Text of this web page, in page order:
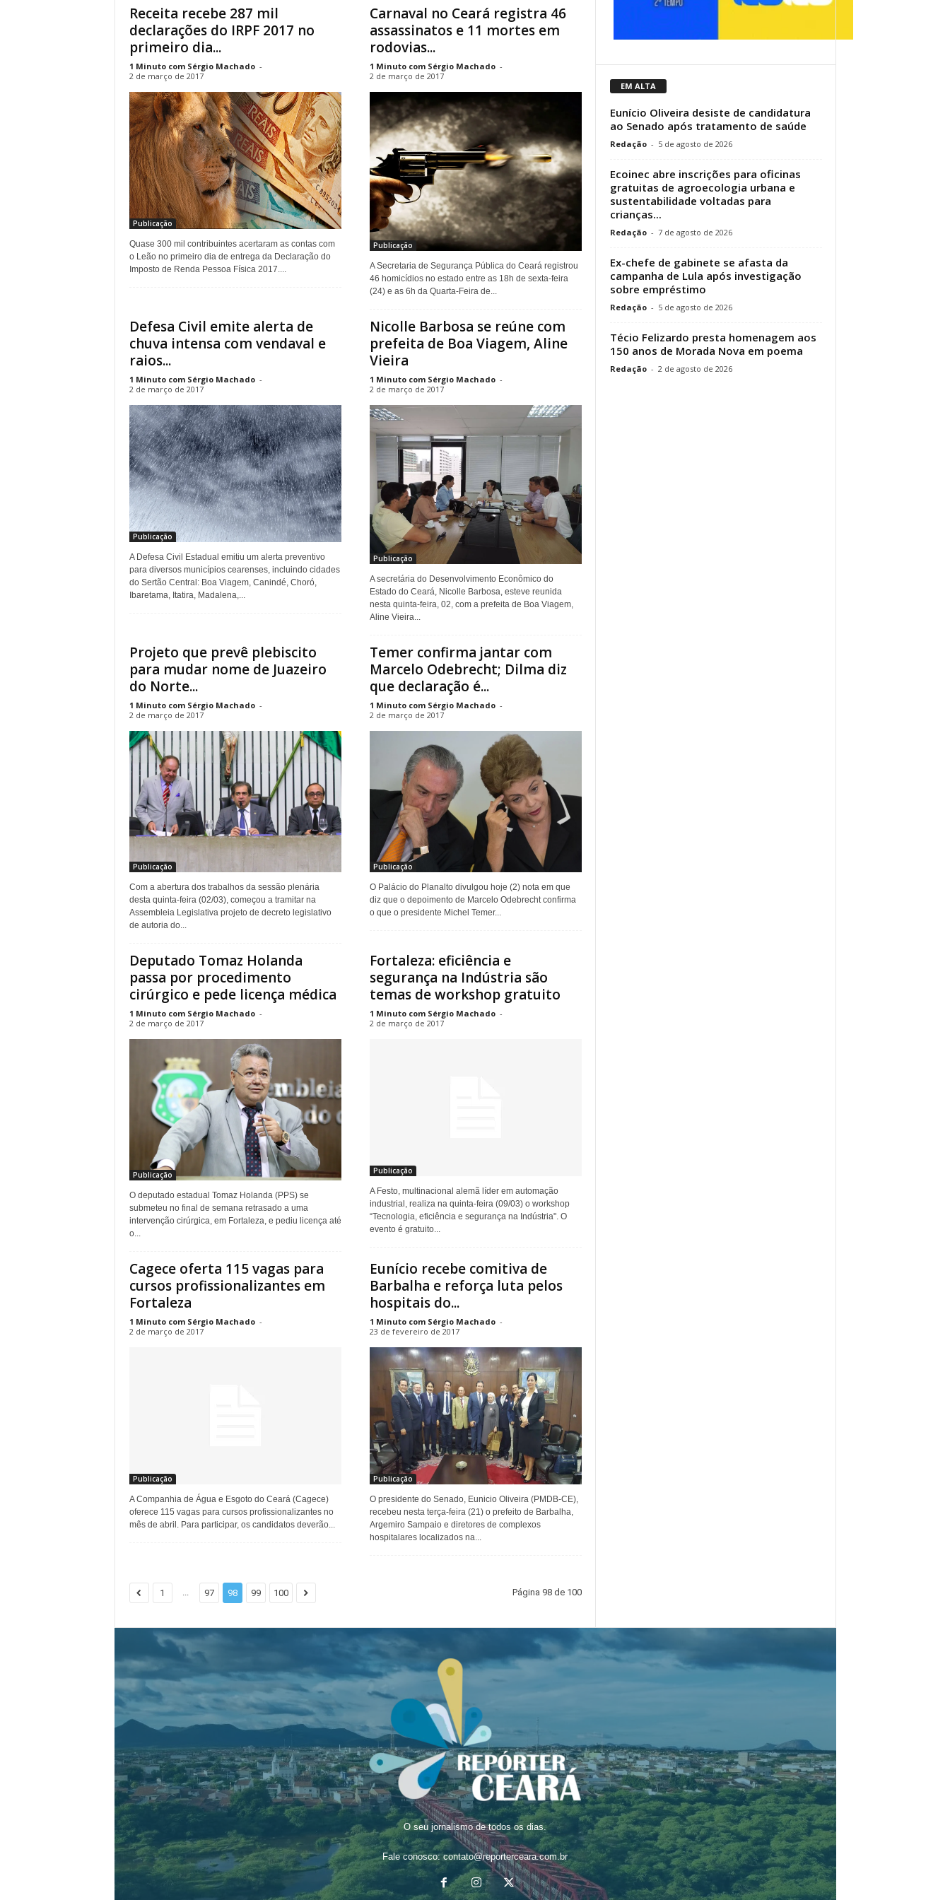
Receita recebe 287 mil
declarações do IRPF 2017 no
primeiro dia...
1 Minuto com Sérgio Machado -
2 de março de 2017
Publicação
Quase 300 mil contribuintes acertaram as contas com
o Leão no primeiro dia de entrega da Declaração do
Imposto de Renda Pessoa Física 2017....
Carnaval no Ceará registra 46
assassinatos e 11 mortes em
rodovias...
1 Minuto com Sérgio Machado -
2 de março de 2017
Publicação
A Secretaria de Segurança Pública do Ceará registrou
46 homicídios no estado entre as 18h de sexta-feira
(24) e as 6h da Quarta-Feira de...
Defesa Civil emite alerta de
chuva intensa com vendaval e
raios...
1 Minuto com Sérgio Machado -
2 de março de 2017
Publicação
A Defesa Civil Estadual emitiu um alerta preventivo
para diversos municípios cearenses, incluindo cidades
do Sertão Central: Boa Viagem, Canindé, Choró,
Ibaretama, Itatira, Madalena,...
Nicolle Barbosa se reúne com
prefeita de Boa Viagem, Aline
Vieira
1 Minuto com Sérgio Machado -
2 de março de 2017
Publicação
A secretária do Desenvolvimento Econômico do
Estado do Ceará, Nicolle Barbosa, esteve reunida
nesta quinta-feira, 02, com a prefeita de Boa Viagem,
Aline Vieira...
Projeto que prevê plebiscito
para mudar nome de Juazeiro
do Norte...
1 Minuto com Sérgio Machado -
2 de março de 2017
Publicação
Com a abertura dos trabalhos da sessão plenária
desta quinta-feira (02/03), começou a tramitar na
Assembleia Legislativa projeto de decreto legislativo
de autoria do...
Temer confirma jantar com
Marcelo Odebrecht; Dilma diz
que declaração é...
1 Minuto com Sérgio Machado -
2 de março de 2017
Publicação
O Palácio do Planalto divulgou hoje (2) nota em que
diz que o depoimento de Marcelo Odebrecht confirma
o que o presidente Michel Temer...
Deputado Tomaz Holanda
passa por procedimento
cirúrgico e pede licença médica
1 Minuto com Sérgio Machado -
2 de março de 2017
Publicação
O deputado estadual Tomaz Holanda (PPS) se
submeteu no final de semana retrasado a uma
intervenção cirúrgica, em Fortaleza, e pediu licença até
o...
Fortaleza: eficiência e
segurança na Indústria são
temas de workshop gratuito
1 Minuto com Sérgio Machado -
2 de março de 2017
Publicação
A Festo, multinacional alemã líder em automação
industrial, realiza na quinta-feira (09/03) o workshop
“Tecnologia, eficiência e segurança na Indústria". O
evento é gratuito...
Cagece oferta 115 vagas para
cursos profissionalizantes em
Fortaleza
1 Minuto com Sérgio Machado -
2 de março de 2017
Publicação
A Companhia de Água e Esgoto do Ceará (Cagece)
oferece 115 vagas para cursos profissionalizantes no
mês de abril. Para participar, os candidatos deverão...
Eunício recebe comitiva de
Barbalha e reforça luta pelos
hospitais do...
1 Minuto com Sérgio Machado -
23 de fevereiro de 2017
Publicação
O presidente do Senado, Eunicio Oliveira (PMDB-CE),
recebeu nesta terça-feira (21) o prefeito de Barbalha,
Argemiro Sampaio e diretores de complexos
hospitalares localizados na...
1 ... 97 98 99 100 Página 98 de 100
EM ALTA
Eunício Oliveira desiste de candidatura
ao Senado após tratamento de saúde
Redação - 5 de agosto de 2026
Ecoinec abre inscrições para oficinas
gratuitas de agroecologia urbana e
sustentabilidade voltadas para
crianças...
Redação - 7 de agosto de 2026
Ex-chefe de gabinete se afasta da
campanha de Lula após investigação
sobre empréstimo
Redação - 5 de agosto de 2026
Técio Felizardo presta homenagem aos
150 anos de Morada Nova em poema
Redação - 2 de agosto de 2026
O seu jornalismo de todos os dias.
Fale conosco:contato@reporterceara.com.br